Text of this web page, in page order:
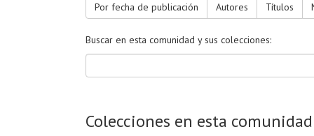
Por fecha de publicación Autores Títulos
Buscar en esta comunidad y sus colecciones:
Colecciones en esta comunidad